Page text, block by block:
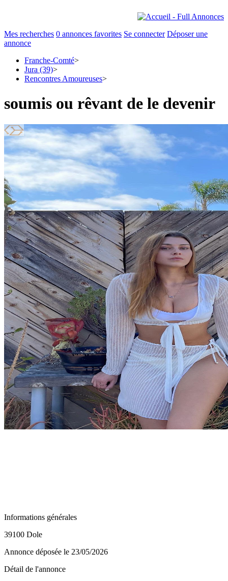
Mes recherches 0 annonces favorites Se connecter Déposer une
annonce
Franche-Comté>
Jura (39)>
Rencontres Amoureuses>
soumis ou rêvant de le devenir
Informations générales
39100 Dole
Annonce déposée le 23/05/2026
Détail de l'annonce